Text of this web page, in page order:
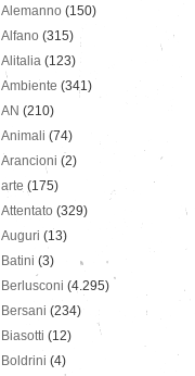
Alemanno (150)
Alfano (315)
Alitalia (123)
Ambiente (341)
AN (210)
Animali (74)
Arancioni (2)
arte (175)
Attentato (329)
Auguri (13)
Batini (3)
Berlusconi (4.295)
Bersani (234)
Biasotti (12)
Boldrini (4)